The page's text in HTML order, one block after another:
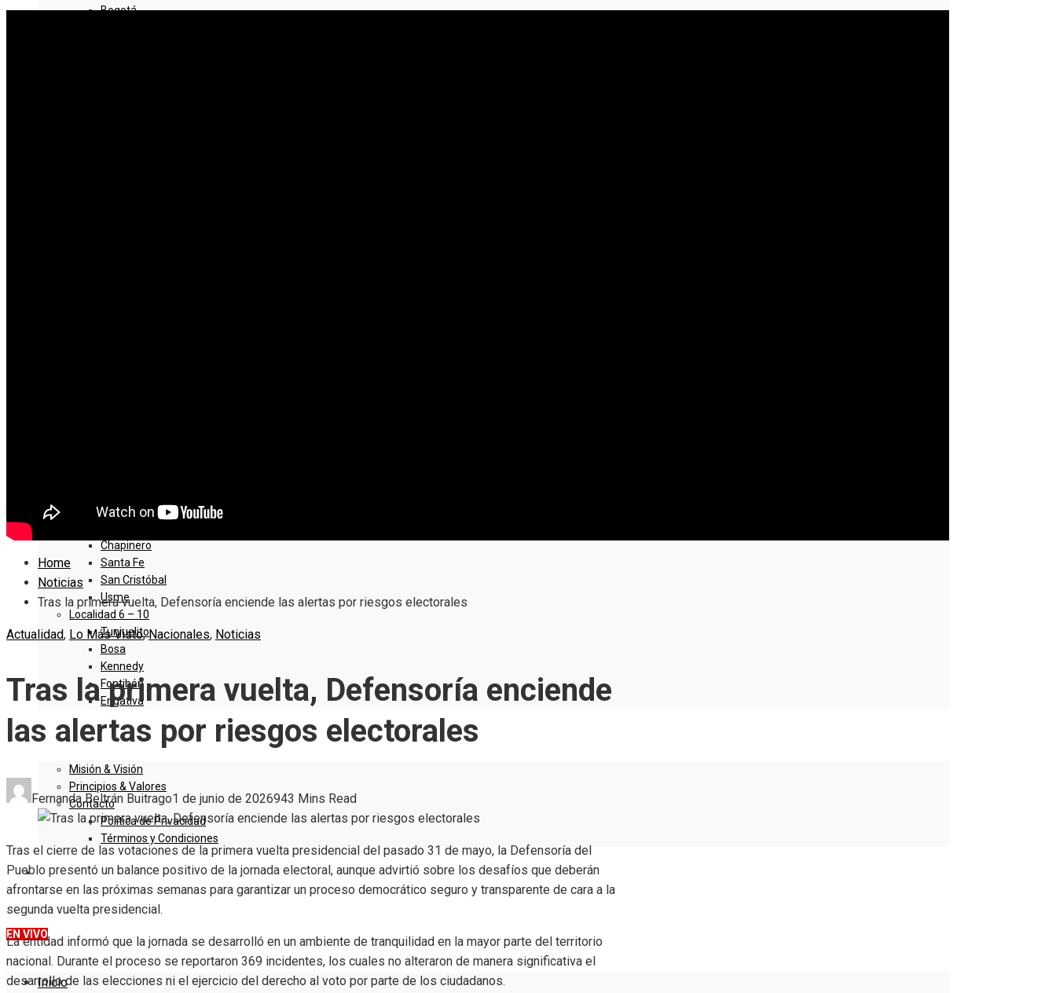
Bogotá
Localidad 1 – 5
Chapinero
Santa Fe
San Cristóbal
Usme
Localidad 6 – 10
Tunjuelito
Bosa
Kennedy
Fontibón
Engativa
QUIENES SOMOS
Misión & Visión
Principios & Valores
Contacto
Política de Privacidad
Términos y Condiciones
DENUNCIE
EN VIVO
Inicio
Home
Noticias
Tras la primera vuelta, Defensoría enciende las alertas por riesgos electorales
Actualidad, Lo Más Visto,Nacionales, Noticias
Tras la primera vuelta, Defensoría enciende
las alertas por riesgos electorales
Fernanda Beltrán Buitrago1 de junio de 2026943 Mins Read
Tras el cierre de las votaciones de la primera vuelta presidencial del pasado 31 de mayo, la Defensoría del
Pueblo presentó un balance positivo de la jornada electoral, aunque advirtió sobre los desafíos que deberán
afrontarse en las próximas semanas para garantizar un proceso democrático seguro y transparente de cara a la
segunda vuelta presidencial.
La entidad informó que la jornada se desarrolló en un ambiente de tranquilidad en la mayor parte del territorio
nacional. Durante el proceso se reportaron 369 incidentes, los cuales no alteraron de manera significativa el
desarrollo de las elecciones ni el ejercicio del derecho al voto por parte de los ciudadanos.